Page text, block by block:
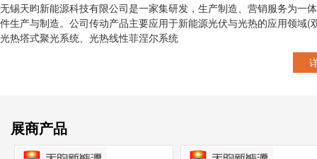
无锡天昀新能源科技有限公司是一家集研发，生产制造、营销服务为一
件生产与制造。公司传动产品主要应用于新能源光伏与光热的应用领
光热塔式聚光系统、光热线性菲涅尔系统
展商产品